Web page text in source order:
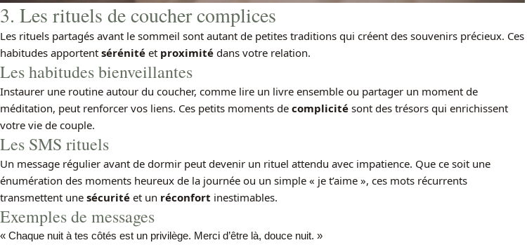
3. Les rituels de coucher complices
Les rituels partagés avant le sommeil sont autant de petites traditions qui créent des souvenirs précieux. Ces
habitudes apportent sérénité et proximité dans votre relation.
Les habitudes bienveillantes
Instaurer une routine autour du coucher, comme lire un livre ensemble ou partager un moment de
méditation, peut renforcer vos liens. Ces petits moments de complicité sont des trésors qui enrichissent
votre vie de couple.
Les SMS rituels
Un message régulier avant de dormir peut devenir un rituel attendu avec impatience. Que ce soit une
énumération des moments heureux de la journée ou un simple « je t’aime », ces mots récurrents
transmettent une sécurité et un réconfort inestimables.
Exemples de messages
« Chaque nuit à tes côtés est un privilège. Merci d’être là, douce nuit. »